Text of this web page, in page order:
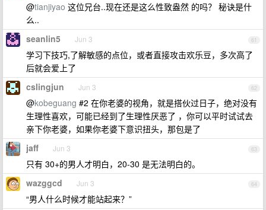
@tianjiyao 这位兄台..现在还是这么性致盎然 的吗？ 秘诀是什
么..
61
seanlin5 Jun 3
学习下技巧,了解敏感的点位，或者直接攻击欢乐豆，多次高了
后就会爱上了
62
cslingjun Jun 3
@kobeguang #2 在你老婆的视角，就是搭伙过日子，绝对没有
生理性喜欢，可能已经到了生理性厌恶了 ，你可以平时试试去
亲下你老婆，如果你老婆下意识扭头，那包是了
63
jaff Jun 3
只有 30+的男人才明白，20-30 是无法明白的。
64
wazggcd Jun 3
“男人什么时候才能站起来？”